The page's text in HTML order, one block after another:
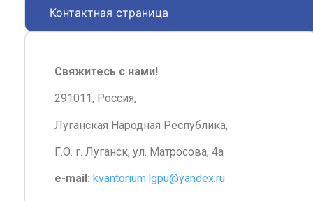
Контактная страница
Свяжитесь с нами!
291011, Россия,
Луганская Народная Республика,
Г.О. г. Луганск, ул. Матросова, 4а
e-mail: kvantorium.lgpu@yandex.ru